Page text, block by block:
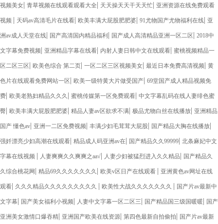
视频美女| 青草视频在线观看观看大全| 天天操天天干天天忙| 亚洲资源在线免费观看
视频 | 天码av高清毛片在线看| 欧美丰满大屁股肥肥婆| 91尤物国产尤物福利在线| 亚
洲av成人天堂在线| 国产高清国内精品福利 | 国产成人高清精品亚洲一区二区| 2018中
文字幕免费视频| 亚洲精品字幕在线看| 内射人妻日韩中文在线观看| 蜜桃视频精品一
区二区三区| 欧美色综合 第二页| 一区二区三区视频美女| 最近日本免费高清视频| 黄
色片在线观看免费网站一区| 欧美一级特黄大片做受国产| 69堂国产成人精品视频免
费| 欧美老熟妇精品久久久 | 蜜桃传媒第一区免费观看| 中文字幕乱码在线人妻绯色蜜
臀| 欧美丰满大屁股肥肥婆| 精品人妻av区欲求不满| 极品尤物白丝在线播放| 亚洲精品
国产 懂色av| 亚洲一二区免费视频| 丰满少妇毛茸茸大屁股| 国产精品大胸在线播放|
强奷漂亮少妇高潮在线观看| 精品成人码亚洲av在| 国产精品久久99999| 北条麻妃中文
字幕在线视频 | 人妻爽爽久久爽爽之aa√| 人妻少妇被猛烈进入久久精品| 国产精品久
久综合桃花网 | 精品69久久久久久久久 | 欧美v区日产在线观看 | 亚洲黄色av网址在线
观看| 久久久精品久久久久久久久久久 | 欧美性大战久久久久久久久 | 国产片av最新中
文字幕| 国产美女福利小视频| 人妻中文字幕一区二区三| 国产精品国三级国暖暖| 国产
亚洲美女激情口爆吞精| 亚洲国产欧美在线资源| 第四色最新自拍偷拍| 国产片av最新